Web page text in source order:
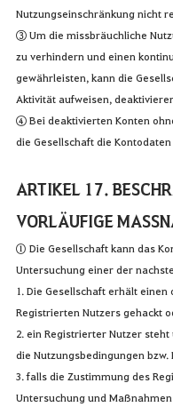
Nutzungseinschränkung nicht
③ Um die missbräuchliche
zu verhindern und einen
gewährleisten, kann die
Aktivität aufweisen,
④ Bei deaktivierten Konten
die Gesellschaft die
ARTIKEL 17.
VORLÄUFIGE
① Die Gesellschaft kann das
Untersuchung einer der
1. Die Gesellschaft erhält
Registrierten Nutzers gehackt
2. ein Registrierter Nutzer
die Nutzungsbedingungen
3. falls die Zustimmung des
Untersuchung und